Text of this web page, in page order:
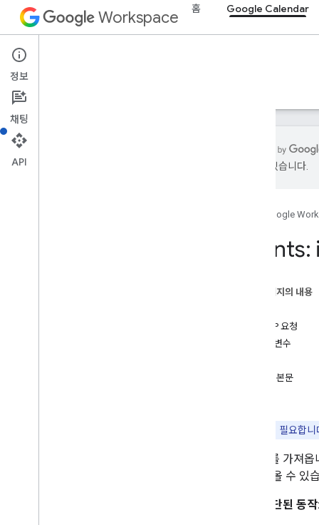
Workspace 홈 Google Calendar
Google Calendar
개요
있을 수 있습니다.
Google
이 페이지의 내용
HTTP 요청
매개변수
요청 본문
이 필요합니
이벤트를 가져
만 가져올 수 있
지원 중단된 동
정보
채팅
API